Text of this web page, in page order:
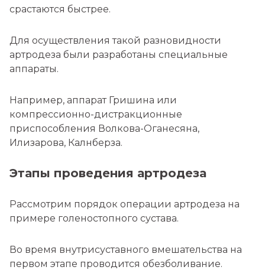
срастаются быстрее.
Для осуществления такой разновидности
артродеза были разработаны специальные
аппараты.
Например, аппарат Гришина или
компрессионно-дистракционные
приспособления Волкова-Оганесяна,
Илизарова, Калнберза.
Этапы проведения артродеза
Рассмотрим порядок операции артродеза на
примере голеностопного сустава.
Во время внутрисуставного вмешательства на
первом этапе проводится обезболивание.